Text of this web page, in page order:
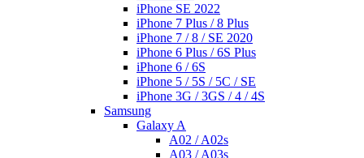
iPhone SE 2022
iPhone 7 Plus / 8 Plus
iPhone 7 / 8 / SE 2020
iPhone 6 Plus / 6S Plus
iPhone 6 / 6S
iPhone 5 / 5S / 5C / SE
iPhone 3G / 3GS / 4 / 4S
Samsung
Galaxy A
A02 / A02s
A03 / A03s